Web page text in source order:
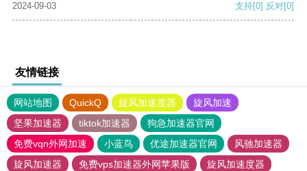
2024-09-03 支持[0] 反对[0]
友情链接
网站地图 QuickQ 旋风加速度器
旋风加速
坚果加速器
tiktok加速器
狗急加速器官网
免费vqn外网加速
小蓝鸟 优途加速器官网
风驰加速器
旋风加速器
免费vps加速器外网苹果版
旋风加速度器